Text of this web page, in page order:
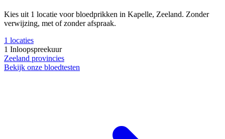
Kies uit 1 locatie voor bloedprikken in Kapelle, Zeeland. Zonder
verwijzing, met of zonder afspraak.
1 locaties
1 Inloopspreekuur
Zeeland provincies
Bekijk onze bloedtesten